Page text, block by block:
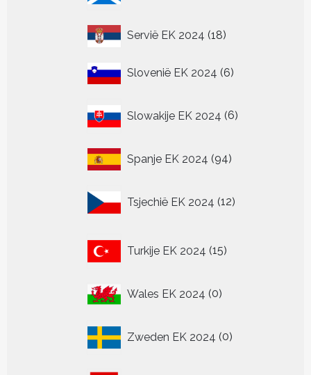
Servië EK 2024 1818
Slovenië EK 2024 66
Slowakije EK 2024 6
producten
Spanje EK 2024 9494
Tsjechië EK 2024 12
producten
Turkije EK 2024 15
producten
Wales EK 2024 00
Zweden EK 2024 0
producten